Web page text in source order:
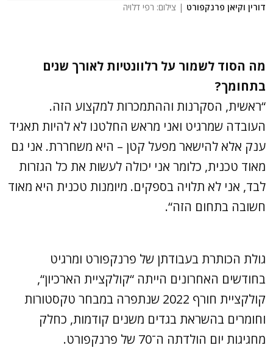
דורין וקיאן פרנקפורט | צילום: רפי דלויה
מה הסוד לשמור על רלוונטיות לאורך שנים
בתחומך?
“ראשית, הסקרנות וההתמכרות למקצוע הזה.
העובדה שמרגיט ואני מראש החלטנו לא להיות תאגיד
ענק אלא להישאר מפעל קטן – היא משחררת. אני גם
מאוד טכנית, כלומר אני יכולה לעשות את כל הגזרות
לבד, אני לא תלויה בספקים. מיומנות טכנית היא מאוד
חשובה בתחום הזה“.
גולת הכותרת בעבודתן של פרנקפורט ומרגיט
בחודשים האחרונים הייתה “קולקציית הארכיון“,
קולקציית חורף 2022 שנתפרה במבחר טקסטורות
וחומרים בהשראת בגדים משנים קודמות, כחלק
מחגיגות יום הולדתה ה־70 של פרנקפורט.